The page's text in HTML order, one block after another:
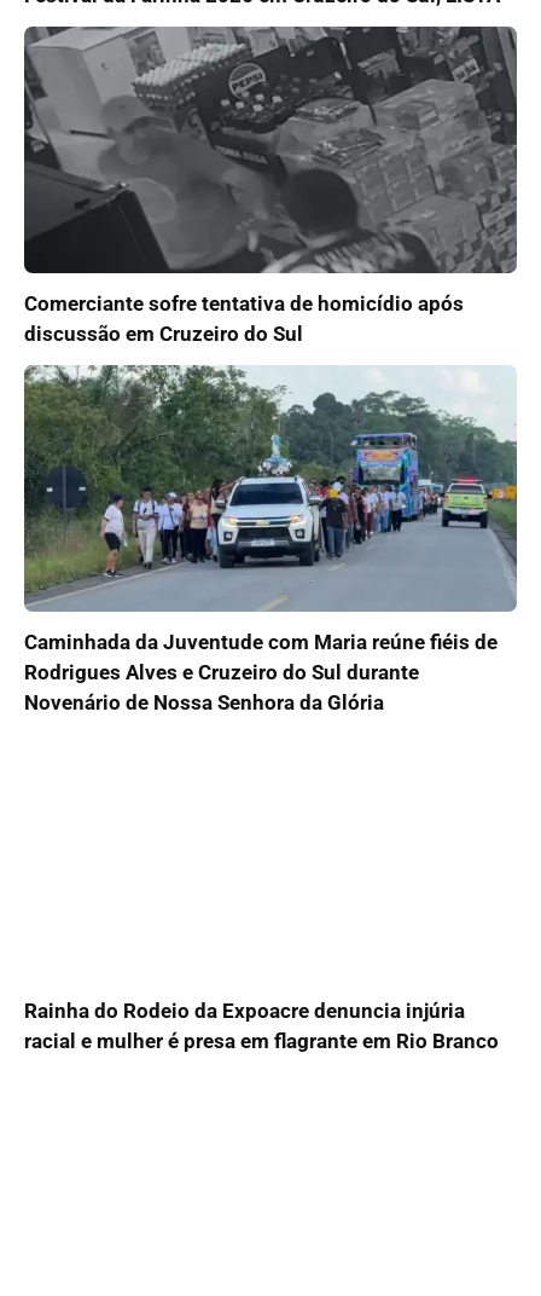
Comerciante sofre tentativa de homicídio após
discussão em Cruzeiro do Sul
Caminhada da Juventude com Maria reúne fiéis de
Rodrigues Alves e Cruzeiro do Sul durante
Novenário de Nossa Senhora da Glória
Rainha do Rodeio da Expoacre denuncia injúria
racial e mulher é presa em flagrante em Rio Branco